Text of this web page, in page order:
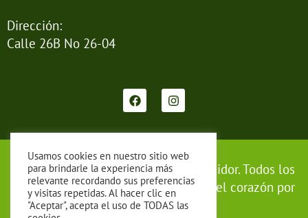
Dirección:
Calle 26B No 26-04
F
a
c
e
o
o
k
I
n
s
t
g
r
a
m
Copyright © 2020 Almidones el Rendidor. Todos los
derechos reservados. | Diseñado con el corazón por
PisPos.
Usamos cookies en nuestro sitio web
para brindarle la experiencia más
relevante recordando sus preferencias
y visitas repetidas. Al hacer clic en
"Aceptar", acepta el uso de TODAS las